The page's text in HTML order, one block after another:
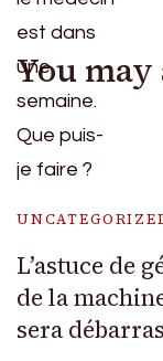
You
L’astuce de
de la
sera